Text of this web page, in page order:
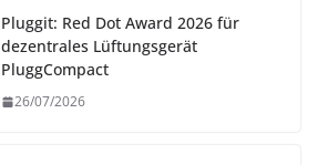
Pluggit: Red Dot Award 2026 für
dezentrales Lüftungsgerät
PluggCompact
26/07/2026